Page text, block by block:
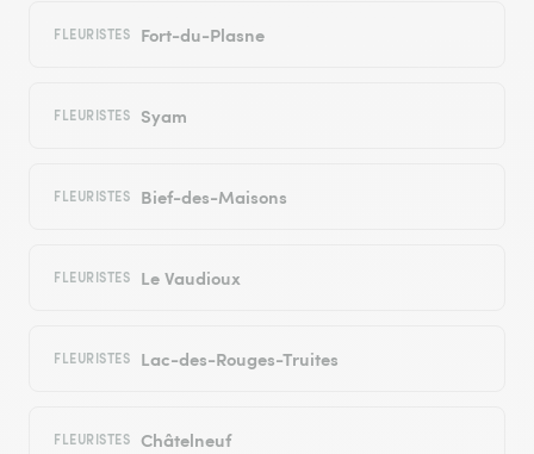
FLEURISTES Fort-du-Plasne
FLEURISTES Syam
FLEURISTES Bief-des-Maisons
FLEURISTES Le Vaudioux
FLEURISTES Lac-des-Rouges-Truites
FLEURISTES Châtelneuf